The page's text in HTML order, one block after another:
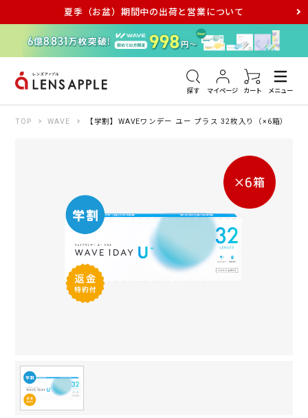
夏季（お盆）期間中の出荷と営業について
探す マイページ カート メニュー
アキュビュー メダリスト メガネ
TOP WAVE 【学割】WAVEワンデー ユー プラス 32枚入り（×6箱）